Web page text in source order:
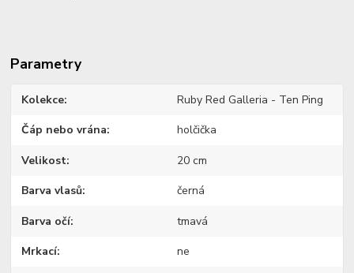
Parametry
Kolekce Ruby Red Galleria - Ten Ping
Čáp nebo vrána holčička
Velikost 20 cm
Barva vlasů černá
Barva očí tmavá
Mrkací ne